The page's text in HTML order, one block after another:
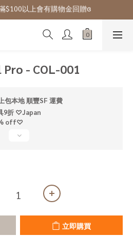
,登入後可下單ɞ Click Here
$100以上會有購物金回贈ɞ
Pro - COL-001
包本地 順豐SF 運費
9折 ♡Japan
off♡
立即購買